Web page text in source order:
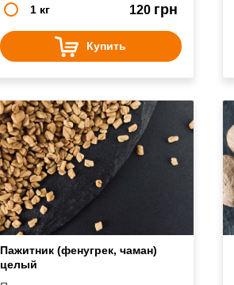
1 кг 120 грн
Купить
Пажитник (фенугрек, чаман)
целый